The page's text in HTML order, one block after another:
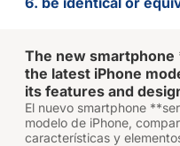
The new smartphone
the latest iPhone
its features and
El nuevo smartphone
modelo de iPhone,
características y